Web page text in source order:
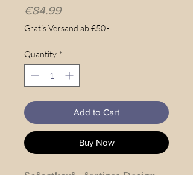
€84.99Price
Gratis Versand ab €50.-
Quantity *
Add to Cart
Buy Now